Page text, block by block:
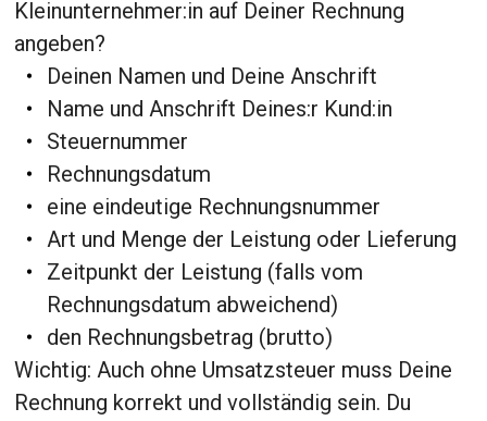
Kleinunternehmer:in auf Deiner Rechnung
angeben?
Deinen Namen und Deine Anschrift
Name und Anschrift Deines:r Kund:in
Steuernummer
Rechnungsdatum
eine eindeutige Rechnungsnummer
Art und Menge der Leistung oder Lieferung
Zeitpunkt der Leistung (falls vom
Rechnungsdatum abweichend)
den Rechnungsbetrag (brutto)
Wichtig: Auch ohne Umsatzsteuer muss Deine
Rechnung korrekt und vollständig sein. Du